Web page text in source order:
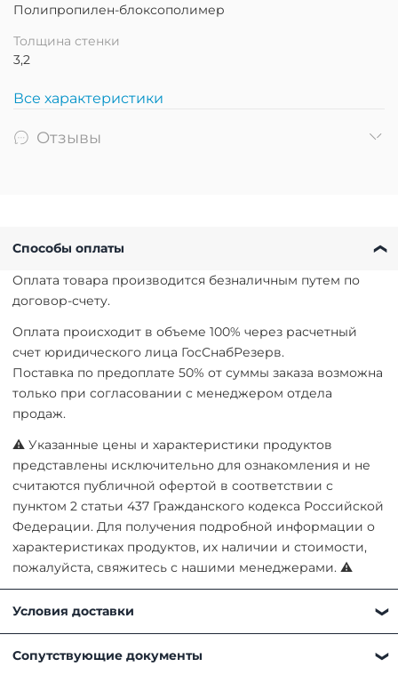
Полипропилен-блоксополимер
Толщина стенки
3,2
Все характеристики
Отзывы
Способы оплаты
Оплата товара производится безналичным путем по
договор-счету.
Оплата происходит в объеме 100% через расчетный
счет юридического лица ГосСнабРезерв.
Поставка по предоплате 50% от суммы заказа возможна
только при согласовании с менеджером отдела
продаж.
⚠ Указанные цены и характеристики продуктов
представлены исключительно для ознакомления и не
считаются публичной офертой в соответствии с
пунктом 2 статьи 437 Гражданского кодекса Российской
Федерации. Для получения подробной информации о
характеристиках продуктов, их наличии и стоимости,
пожалуйста, свяжитесь с нашими менеджерами. ⚠
Условия доставки
способом:
Сопутствующие документы